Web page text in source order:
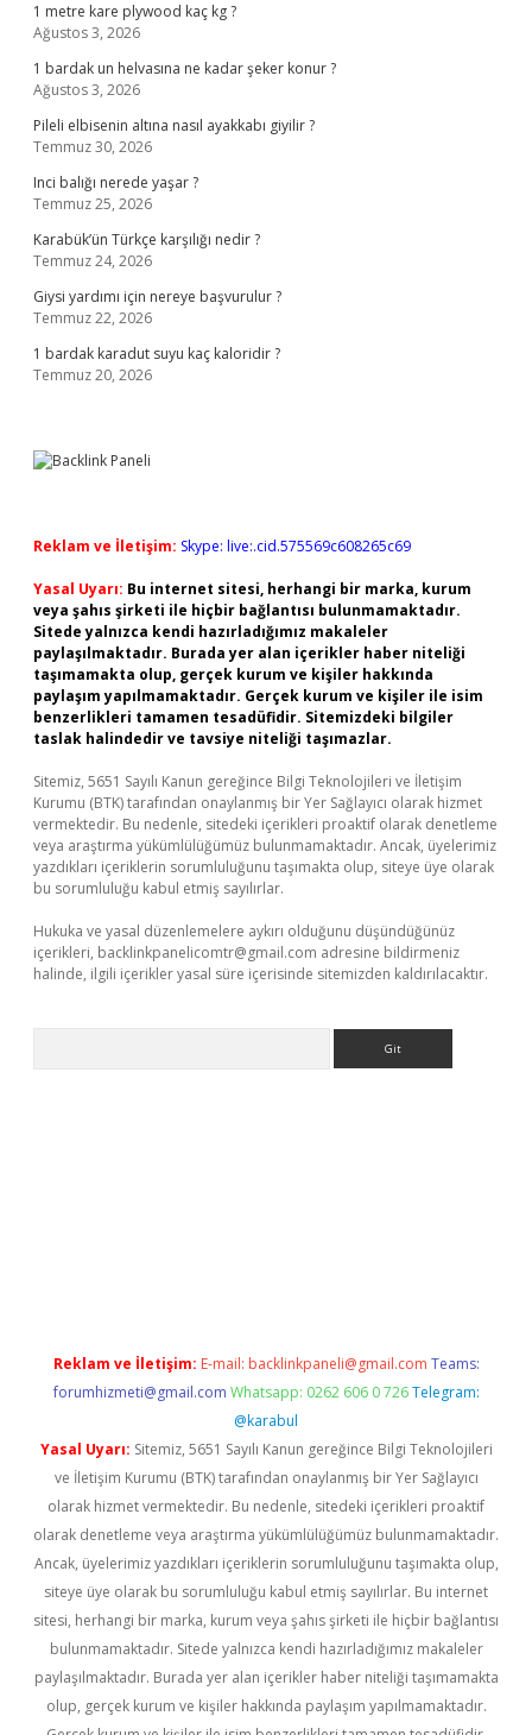
1 metre kare plywood kaç kg ?
Ağustos 3, 2026
1 bardak un helvasına ne kadar şeker konur ?
Ağustos 3, 2026
Pileli elbisenin altına nasıl ayakkabı giyilir ?
Temmuz 30, 2026
Inci balığı nerede yaşar ?
Temmuz 25, 2026
Karabük’ün Türkçe karşılığı nedir ?
Temmuz 24, 2026
Giysi yardımı için nereye başvurulur ?
Temmuz 22, 2026
1 bardak karadut suyu kaç kaloridir ?
Temmuz 20, 2026
Reklam ve İletişim: Skype: live:.cid.575569c608265c69
Yasal Uyarı: Bu internet sitesi, herhangi bir marka, kurum
veya şahıs şirketi ile hiçbir bağlantısı bulunmamaktadır.
Sitede yalnızca kendi hazırladığımız makaleler
paylaşılmaktadır. Burada yer alan içerikler haber niteliği
taşımamakta olup, gerçek kurum ve kişiler hakkında
paylaşım yapılmamaktadır. Gerçek kurum ve kişiler ile isim
benzerlikleri tamamen tesadüfidir. Sitemizdeki bilgiler
taslak halindedir ve tavsiye niteliği taşımazlar.
Sitemiz, 5651 Sayılı Kanun gereğince Bilgi Teknolojileri ve İletişim
Kurumu (BTK) tarafından onaylanmış bir Yer Sağlayıcı olarak hizmet
vermektedir. Bu nedenle, sitedeki içerikleri proaktif olarak denetleme
veya araştırma yükümlülüğümüz bulunmamaktadır. Ancak, üyelerimiz
yazdıkları içeriklerin sorumluluğunu taşımakta olup, siteye üye olarak
bu sorumluluğu kabul etmiş sayılırlar.
Hukuka ve yasal düzenlemelere aykırı olduğunu düşündüğünüz
içerikleri, backlinkpanelicomtr@gmail.com adresine bildirmeniz
halinde, ilgili içerikler yasal süre içerisinde sitemizden kaldırılacaktır.
Reklam ve İletişim: E-mail: backlinkpaneli@gmail.com Teams:
forumhizmeti@gmail.com Whatsapp: 0262 606 0 726 Telegram:
@karabul
Yasal Uyarı: Sitemiz, 5651 Sayılı Kanun gereğince Bilgi Teknolojileri
ve İletişim Kurumu (BTK) tarafından onaylanmış bir Yer Sağlayıcı
olarak hizmet vermektedir. Bu nedenle, sitedeki içerikleri proaktif
olarak denetleme veya araştırma yükümlülüğümüz bulunmamaktadır.
Ancak, üyelerimiz yazdıkları içeriklerin sorumluluğunu taşımakta olup,
siteye üye olarak bu sorumluluğu kabul etmiş sayılırlar. Bu internet
sitesi, herhangi bir marka, kurum veya şahıs şirketi ile hiçbir bağlantısı
bulunmamaktadır. Sitede yalnızca kendi hazırladığımız makaleler
paylaşılmaktadır. Burada yer alan içerikler haber niteliği taşımamakta
olup, gerçek kurum ve kişiler hakkında paylaşım yapılmamaktadır.